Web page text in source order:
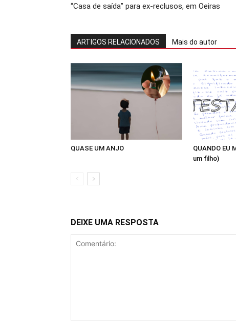
“Casa de saída” para ex-reclusos, em Oeiras
ARTIGOS RELACIONADOS Mais do autor
QUASE UM ANJO
QUANDO EU
um filho)
DEIXE UMA RESPOSTA